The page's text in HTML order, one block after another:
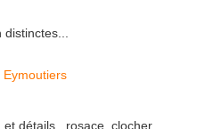
et détails , rosace, clocher